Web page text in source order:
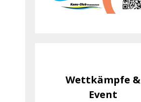
Wettkämpfe &
Event